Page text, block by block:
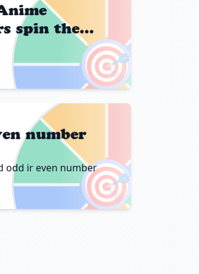
🎯
spin the
🎯
number
odd ir even number